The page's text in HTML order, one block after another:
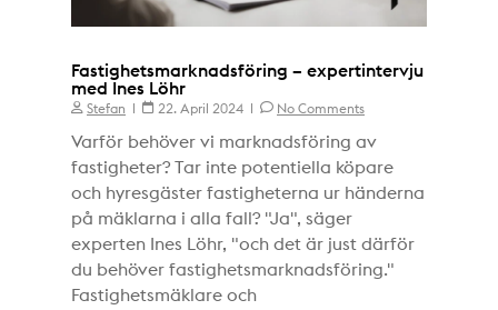
Fastighetsmarknadsföring – expertintervju
med Ines Löhr
Stefan 22. April 2024 No Comments
Varför behöver vi marknadsföring av
fastigheter? Tar inte potentiella köpare
och hyresgäster fastigheterna ur händerna
på mäklarna i alla fall? "Ja", säger
experten Ines Löhr, "och det är just därför
du behöver fastighetsmarknadsföring."
Fastighetsmäklare och